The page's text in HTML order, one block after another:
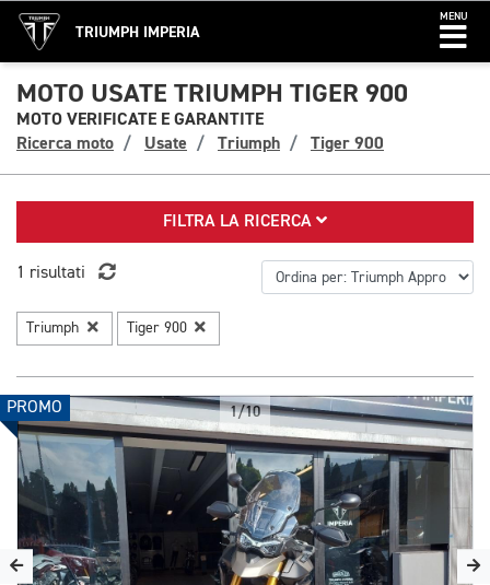
TRIUMPH IMPERIA
MENU
MOTO USATE TRIUMPH TIGER 900
MOTO VERIFICATE E GARANTITE
Ricerca moto
Usate Triumph Tiger 900
FILTRA LA RICERCA
1 risultati
Triumph Tiger 900
PROMO 1/10